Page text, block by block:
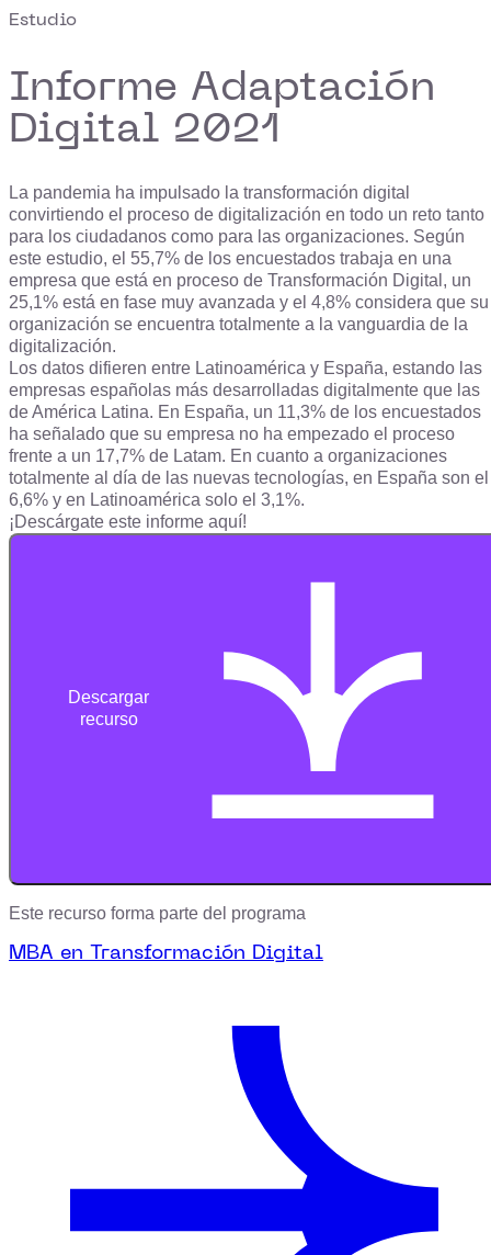
Estudio
Informe Adaptación
Digital 2021
La pandemia ha impulsado la transformación digital
convirtiendo el proceso de digitalización en todo un reto tanto
para los ciudadanos como para las organizaciones. Según
este estudio, el 55,7% de los encuestados trabaja en una
empresa que está en proceso de Transformación Digital, un
25,1% está en fase muy avanzada y el 4,8% considera que su
organización se encuentra totalmente a la vanguardia de la
digitalización.
Los datos difieren entre Latinoamérica y España, estando las
empresas españolas más desarrolladas digitalmente que las
de América Latina. En España, un 11,3% de los encuestados
ha señalado que su empresa no ha empezado el proceso
frente a un 17,7% de Latam. En cuanto a organizaciones
totalmente al día de las nuevas tecnologías, en España son el
6,6% y en Latinoamérica solo el 3,1%.
¡Descárgate este informe aquí!
Descargar
recurso
Este recurso forma parte del programa
MBA en Transformación Digital